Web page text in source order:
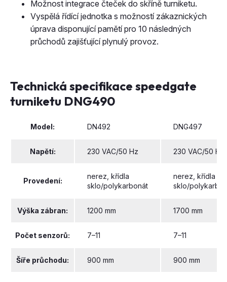
Možnost integrace čteček do skříně turniketu.
Vyspělá řídící jednotka s možností zákaznických
úprava disponující pamětí pro 10 následných
průchodů zajišťující plynulý provoz.
Technická specifikace speedgate
turniketu DNG490
Model: DN492 DNG497
Napětí: 230 VAC/50 Hz 230 VAC/50 Hz
Provedení:
nerez, křídla
sklo/polykarbonát
nerez, křídla
sklo/
Výška zábran: 1200 mm 1700 mm
Počet senzorů: 7–11 7–11
Šíře průchodu: 900 mm 900 mm